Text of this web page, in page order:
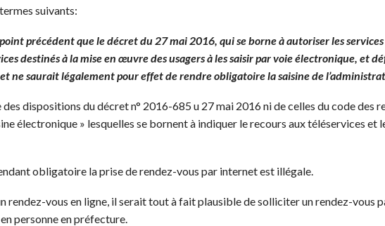
suivants:
précédent que le décret du 27 mai 2016, qui se borne à autoriser les
destinés à la mise en œuvre des usagers à les saisir par voie électronique, et
et ne saurait légalement pour effet de rendre obligatoire la saisine de
des dispositions du décret n° 2016-685 u 27 mai 2016 ni de celles du code des
électronique » lesquelles se bornent à indiquer le recours aux téléservices
obligatoire la prise de rendez-vous par internet est illégale.
rendez-vous en ligne, il serait tout à fait plausible de solliciter un rendez-vous
personne en préfecture.